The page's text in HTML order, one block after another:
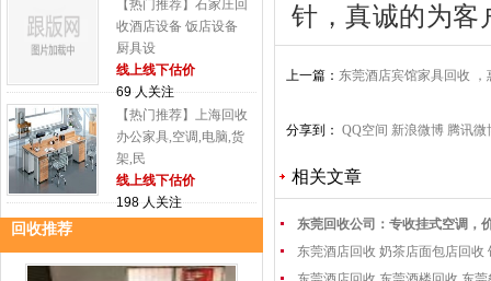
【热门推荐】石家庄回
收酒店设备 饭店设备
厨具设
线上线下估价
69 人关注
【热门推荐】上海回收
办公家具,空调,电脑,货
架,民
线上线下估价
198 人关注
回收推荐
针，真诚的为客
上一篇： 东莞酒店宾馆家具回收
分享到： QQ空间 新浪微博 腾讯微
相关文章
东莞回收公司：专收挂式空调，
东莞酒店回收 奶茶店面包店回收